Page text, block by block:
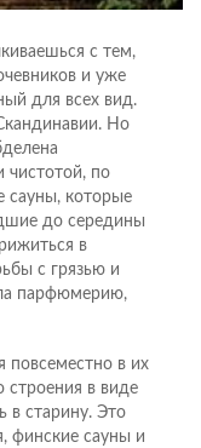
с тем,
и уже
для всех вид.
Но
чистотой, по
сауны, которые
до середины
в
с грязью и
парфюмерию,
повсеместно в их
строения в виде
в старину. Это
финские сауны и